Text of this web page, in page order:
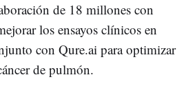
de 18 millones con
los ensayos clínicos en
con Qure.ai para optimizar
de pulmón.